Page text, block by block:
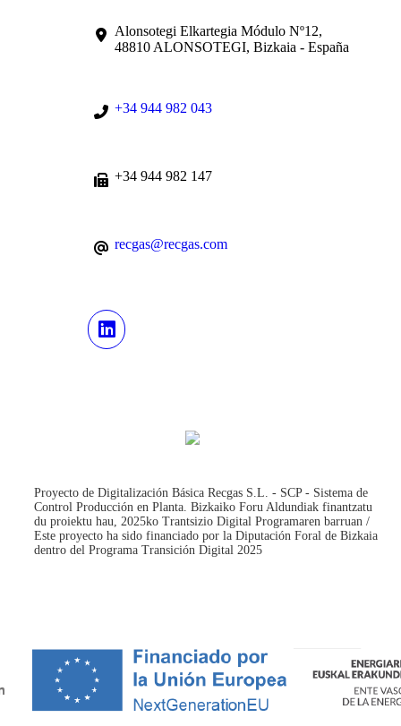
Alonsotegi Elkartegia Módulo Nº12,
48810 ALONSOTEGI, Bizkaia - España
+34 944 982 043
+34 944 982 147
recgas@recgas.com
Proyecto de Digitalización Básica Recgas S.L. - SCP - Sistema de
Control Producción en Planta. Bizkaiko Foru Aldundiak finantzatu
du proiektu hau, 2025ko Trantsizio Digital Programaren barruan /
Este proyecto ha sido financiado por la Diputación Foral de Bizkaia
dentro del Programa Transición Digital 2025